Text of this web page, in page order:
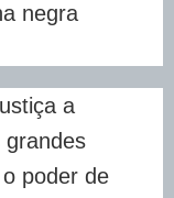
negra
a
grandes
poder de